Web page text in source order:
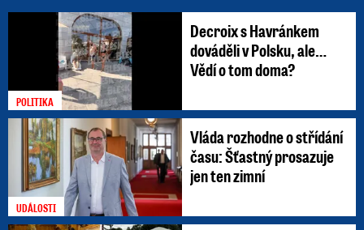
POLITIKA
Decroix s Havránkem
dováděli v Polsku, ale…
Vědí o tom doma?
UDÁLOSTI
Vláda rozhodne o střídání
času: Šťastný prosazuje
jen ten zimní